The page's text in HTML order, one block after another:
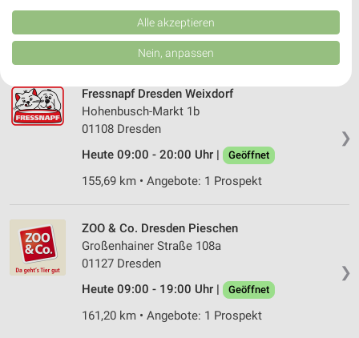
❯
01219 Dresden
❯
Fressnapf Dresden Weixdorf
Hohenbusch-Markt 1b
01108 Dresden
Heute 09:00 - 20:00 Uhr |
Geöffnet
155,69 km • Angebote: 1 Prospekt
❯
ZOO & Co. Dresden Pieschen
Großenhainer Straße 108a
01127 Dresden
Heute 09:00 - 19:00 Uhr |
Geöffnet
161,20 km • Angebote: 1 Prospekt
Kombinationen von Daten aus verschiedenen Quellen. Entwicklung und
Verbesserung der Angebote. Verwendung reduzierter Daten zur Auswahl
von Inhalten.
Daten können außerhalb der Europäischen Union weitergegeben und in die
USA gesendet werden.
Website/App.
Partnerliste anzeigen (1 IAB-Anbieter)
Wir nutzen Ihre Daten für folgende Zwecke:
IAB-Verarbeitungszwecke:
Speichern von oder Zugriff auf Informationen
auf einem Endgerät
Verwendung reduzierter Daten zur Auswahl von
Werbeanzeigen
Erstellung von Profilen für personalisierte
Verwendung von Profilen zur Auswahl
Alle akzeptieren
Nein, anpassen